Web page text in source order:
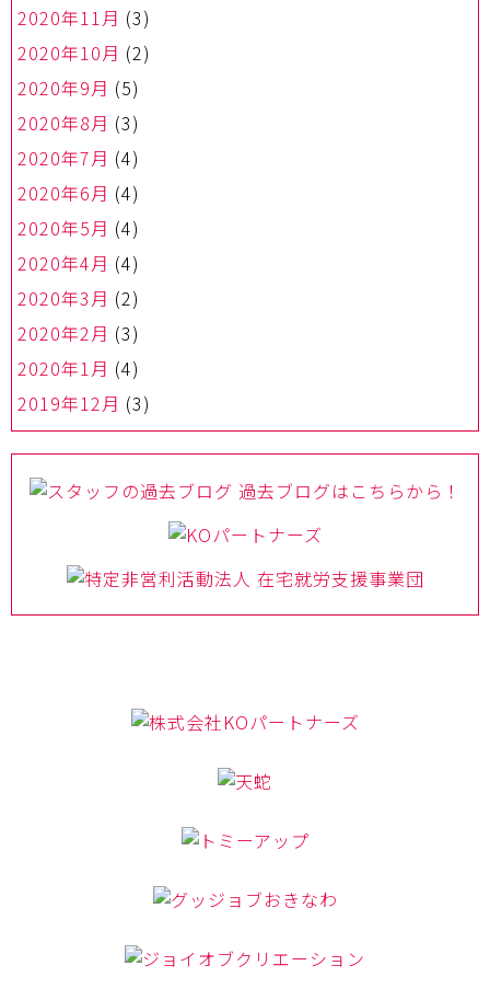
2020年11月 (3)
2020年10月 (2)
2020年9月 (5)
2020年8月 (3)
2020年7月 (4)
2020年6月 (4)
2020年5月 (4)
2020年4月 (4)
2020年3月 (2)
2020年2月 (3)
2020年1月 (4)
2019年12月 (3)